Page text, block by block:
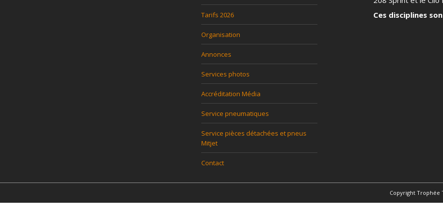
Tarifs 2026
Organisation
Annonces
Services photos
Accréditation Média
Service pneumatiques
Service pièces détachées et pneus
Mitjet
Contact
Ces disciplines
Copyright